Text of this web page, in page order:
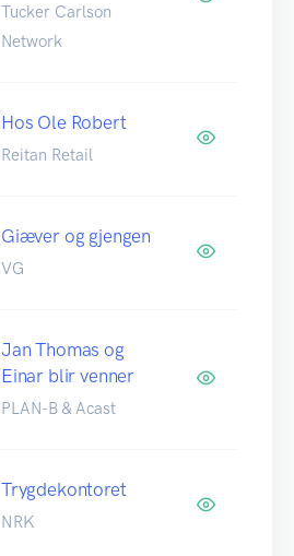
Tucker Carlson
Network
Hos Ole Robert
Reitan Retail
Giæver og gjengen
VG
Jan Thomas og
Einar blir venner
PLAN-B & Acast
Trygdekontoret
NRK